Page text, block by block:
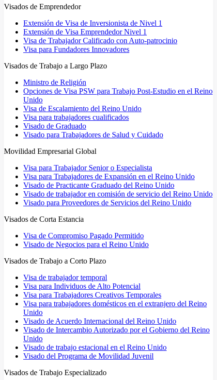
Visados de Emprendedor
Extensión de Visa de Inversionista de Nivel 1
Extensión de Visa Emprendedor Nivel 1
Visa de Trabajador Calificado con Auto-patrocinio
Visa para Fundadores Innovadores
Visados de Trabajo a Largo Plazo
Ministro de Religión
Opciones de Visa PSW para Trabajo Post-Estudio en el Reino
Unido
Visa de Escalamiento del Reino Unido
Visa para trabajadores cualificados
Visado de Graduado
Visado para Trabajadores de Salud y Cuidado
Movilidad Empresarial Global
Visa para Trabajador Senior o Especialista
Visa para Trabajadores de Expansión en el Reino Unido
Visado de Practicante Graduado del Reino Unido
Visado de trabajador en comisión de servicio del Reino Unido
Visado para Proveedores de Servicios del Reino Unido
Visados de Corta Estancia
Visa de Compromiso Pagado Permitido
Visado de Negocios para el Reino Unido
Visados de Trabajo a Corto Plazo
Visa de trabajador temporal
Visa para Individuos de Alto Potencial
Visa para Trabajadores Creativos Temporales
Visa para trabajadores domésticos en el extranjero del Reino
Unido
Visado de Acuerdo Internacional del Reino Unido
Visado de Intercambio Autorizado por el Gobierno del Reino
Unido
Visado de trabajo estacional en el Reino Unido
Visado del Programa de Movilidad Juvenil
Visados de Trabajo Especializado